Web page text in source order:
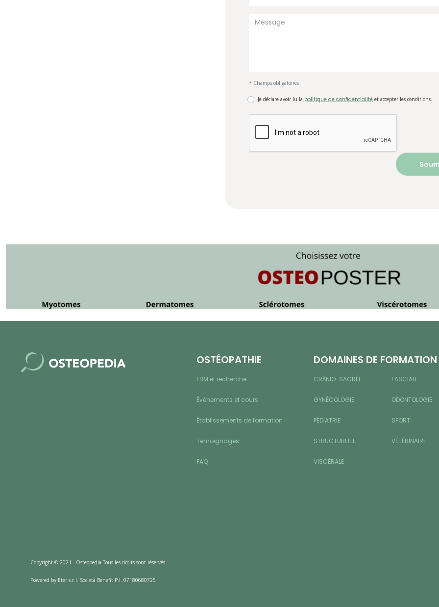
* Champs obligatoires
Je déclare avoir lu la politique de confidentialité et accepter les conditions.
OSTÉOPATHIE
EBM et recherche
Événements et cours
Établissements de formation
Témoignages
FAQ
DOMAINES DE FORMATION
CRÂNIO-SACRÉE FASCIALE
GYNÉCOLOGIE ODONTOLOGIE
PÉDIATRIE SPORT
STRUCTURELLE VÉTÉRINAIRE
VISCÉRALE
Copyright © 2021 - Osteopedia Tous les droits sont réservés
Powered by Eter s.r.l. Società Benefit P.I. 07180680725